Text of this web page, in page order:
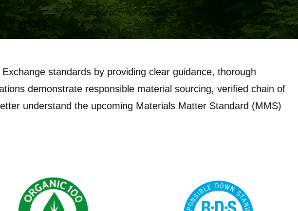
standards by providing clear guidance, thorough
demonstrate responsible material sourcing, verified chain of
understand the upcoming Materials Matter Standard (MMS)